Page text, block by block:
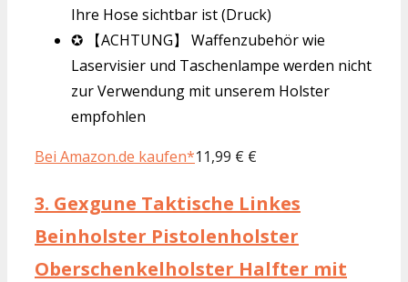
Ihre Hose sichtbar ist (Druck)
✪ 【ACHTUNG】 Waffenzubehör wie
Laservisier und Taschenlampe werden nicht
zur Verwendung mit unserem Holster
empfohlen
Bei Amazon.de kaufen*11,99 € €
3. Gexgune Taktische Linkes
Beinholster Pistolenholster
Oberschenkelholster Halfter mit